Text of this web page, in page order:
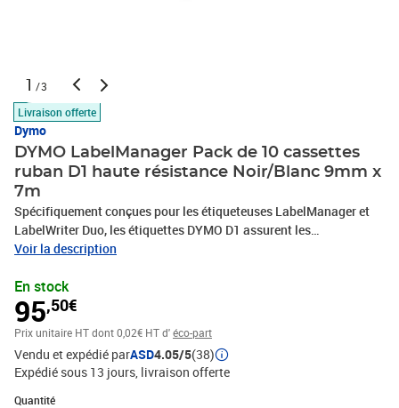
1 /3
Livraison offerte
Dymo
DYMO LabelManager Pack de 10 cassettes
ruban D1 haute résistance Noir/Blanc 9mm x
7m
Spécifiquement conçues pour les étiqueteuses LabelManager et
LabelWriter Duo, les étiquettes DYMO D1 assurent les
performances et la variété nécessaires à la plupart des travaux
propres, notamment en plastique, papier, métal, bois et verre, et
leur dos prédécoupé assure une application sans problèmes.
Polyvalentes, résistantes et disponibles en plusieurs largeurs et
couleurs, les étiquettes D1 mettent fin aux tracas liés à
l'organisation domestique et professionnelle. Code Produit :
2093096 Code EAN : 3026980930967 Marque : DYMO Produit :
LABELMANAGER
Voir la description
En stock
95,50€
Prix unitaire HTdont 0,02€ HT d'éco-part
Vendu et expédié parASD4.05/5(38)
Expédié sous 13 jours livraison offerte
Quantité
Quantité : 1